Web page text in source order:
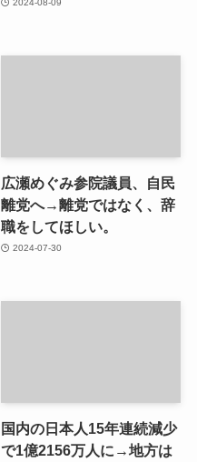
2024-08-09
広瀬めぐみ参院議員、自民
離党へ→離党ではなく、辞
職をしてほしい。
2024-07-30
国内の日本人15年連続減少
で1億2156万人に→地方は